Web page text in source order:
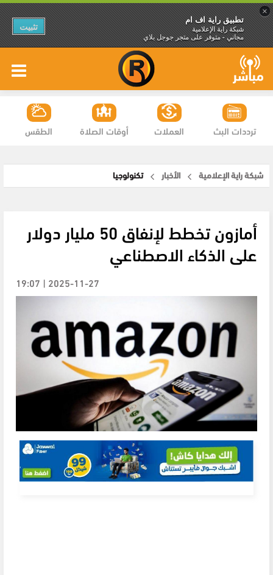
×
تطبيق راية اف ام
شبكة راية الإعلامية
مجاني - متوفر على متجر جوجل بلاي
تثبيت
الطقس أوقات الصلاة العملات ترددات البث
شبكة راية الإعلامية الأخبار تكنولوجيا
أمازون تخطط لإنفاق 50 مليار دولار
على الذكاء الاصطناعي
2025-11-27 | 19:07